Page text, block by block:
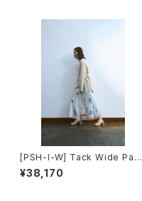
[PSH-I-W] Tack Wide Pant
s
¥38,170